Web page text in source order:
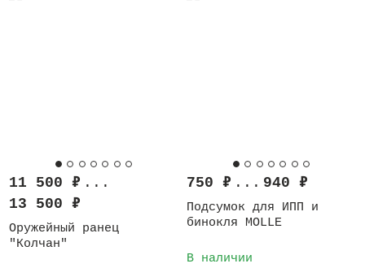
11 500 ₽ ...
13 500 ₽
Оружейный ранец
"Колчан"
750 ₽ ... 940 ₽
Подсумок для ИПП и
бинокля MOLLE
В наличии